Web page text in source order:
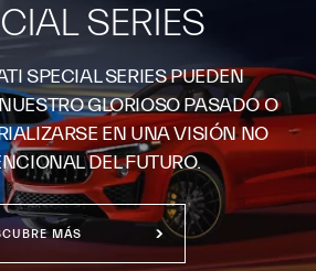
SERIES
SPECIAL SERIES PUEDEN
GLORIOSO PASADO O
EN UNA VISIÓN NO
DEL FUTURO.
MÁS